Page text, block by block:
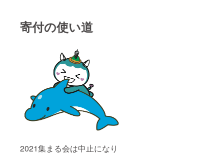
寄付の使い道
2021集まる会は中止になり